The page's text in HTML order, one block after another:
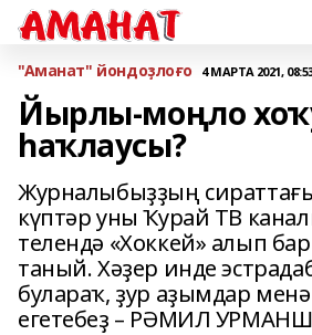
"Аманат" йондоҙлоғо 4 МАРТА 2021,
Йырлы-моңло
һаҡлаусы?
Журналыбыҙҙың
күптәр уны Ҡурай ТВ
телендә «Хоккей» алып
таный. Хәҙер инде
булараҡ, ҙур аҙымдар
егетебеҙ – РӘМИЛ